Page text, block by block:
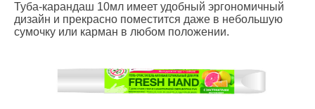
Туба-карандаш 10мл имеет удобный эргономичный
дизайн и прекрасно поместится даже в небольшую
сумочку или карман в любом положении.